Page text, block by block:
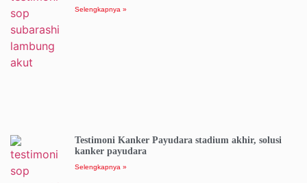
Selengkapnya »
Testimoni Kanker Payudara stadium akhir, solusi
kanker payudara
Selengkapnya »